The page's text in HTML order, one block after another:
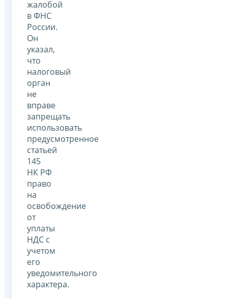
жалобой
в ФНС
России.
Он
указал,
что
налоговый
орган
не
вправе
запрещать
использовать
предусмотренное
статьей
145
НК РФ
право
на
освобождение
от
уплаты
НДС с
учетом
его
уведомительного
характера.